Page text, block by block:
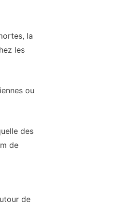
la
les
ou
des
de
de